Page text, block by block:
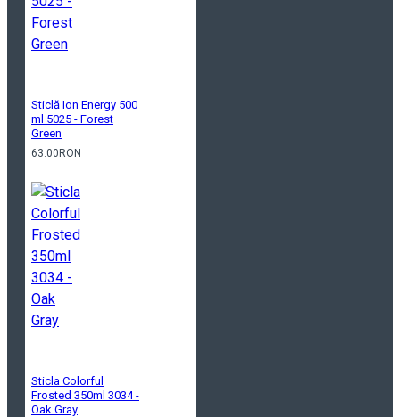
Sticlă Ion Energy 500
ml 5025 - Forest
Green
63.00RON
Sticla Colorful
Frosted 350ml 3034 -
Oak Gray